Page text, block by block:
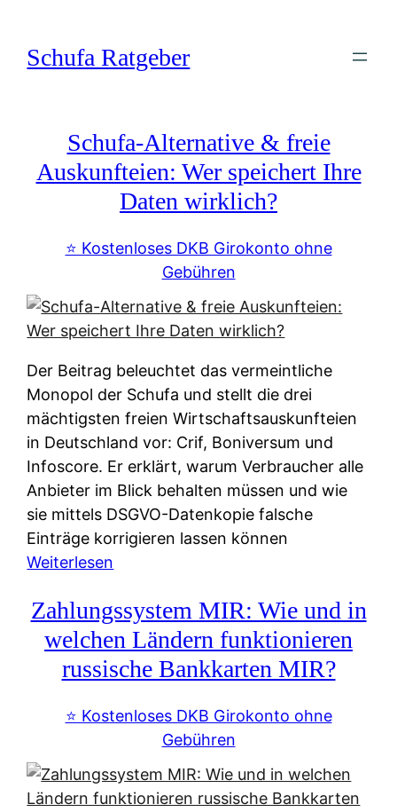
springen
Schufa Ratgeber
Schufa-Alternative & freie
Auskunfteien: Wer speichert Ihre
Daten wirklich?
⭐️ Kostenloses DKB Girokonto ohne
Gebühren
Der Beitrag beleuchtet das vermeintliche
Monopol der Schufa und stellt die drei
mächtigsten freien Wirtschaftsauskunfteien
in Deutschland vor: Crif, Boniversum und
Infoscore. Er erklärt, warum Verbraucher alle
Anbieter im Blick behalten müssen und wie
sie mittels DSGVO-Datenkopie falsche
Einträge korrigieren lassen können
Weiterlesen
c
h
u
f
-
l
t
Zahlungssystem MIR: Wie und in
welchen Ländern funktionieren
russische Bankkarten MIR?
⭐️ Kostenloses DKB Girokonto ohne
Gebühren